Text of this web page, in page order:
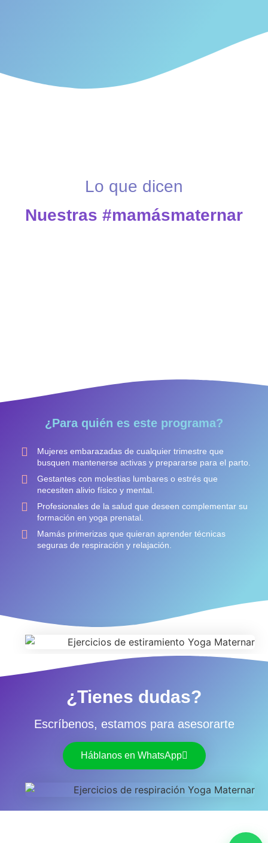
Lo que dicen
Nuestras #mamásmaternar
¿Para quién es este programa?
Mujeres embarazadas de cualquier trimestre que
busquen mantenerse activas y prepararse para el parto.
Gestantes con molestias lumbares o estrés que
necesiten alivio físico y mental.
Profesionales de la salud que deseen complementar su
formación en yoga prenatal.
Mamás primerizas que quieran aprender técnicas
seguras de respiración y relajación.
¿Tienes dudas?
Escríbenos, estamos para asesorarte
Háblanos en WhatsApp